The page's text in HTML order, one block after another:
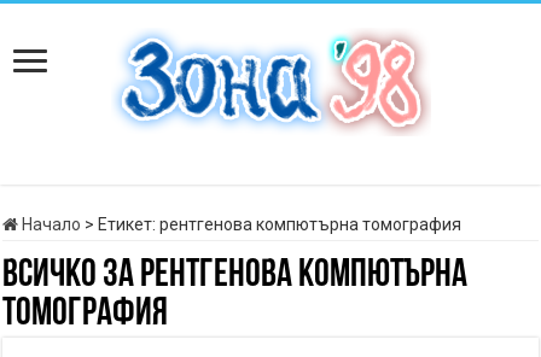
Начало > Етикет:рентгенова компютърна томография
Всичко зарентгенова компютърна
томография